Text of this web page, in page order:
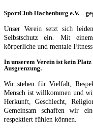
SportClub Hachenburg e.V. –
Unser Verein setzt sich
Selbstschutz ein. Mit
körperliche und mentale
In unserem Verein ist kein
Ausgrenzung.
Wir stehen für Vielfalt,
Mensch ist willkommen und
Herkunft, Geschlecht,
Gemeinsam schaffen wir
respektiert fühlen können.